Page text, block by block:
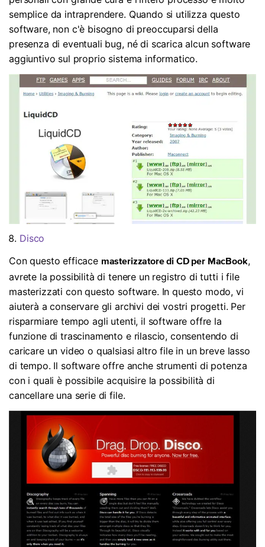
semplice da intraprendere. Quando si utilizza questo
software, non c'è bisogno di preoccuparsi della
presenza di eventuali bug, né di scarica alcun software
aggiuntivo sul proprio sistema informatico.
Disco
Con questo efficace masterizzatore di CD per MacBook,
avrete la possibilità di tenere un registro di tutti i file
masterizzati con questo software. In questo modo, vi
aiuterà a conservare gli archivi dei vostri progetti. Per
risparmiare tempo agli utenti, il software offre la
funzione di trascinamento e rilascio, consentendo di
caricare un video o qualsiasi altro file in un breve lasso
di tempo. Il software offre anche strumenti di potenza
con i quali è possibile acquisire la possibilità di
cancellare una serie di file.